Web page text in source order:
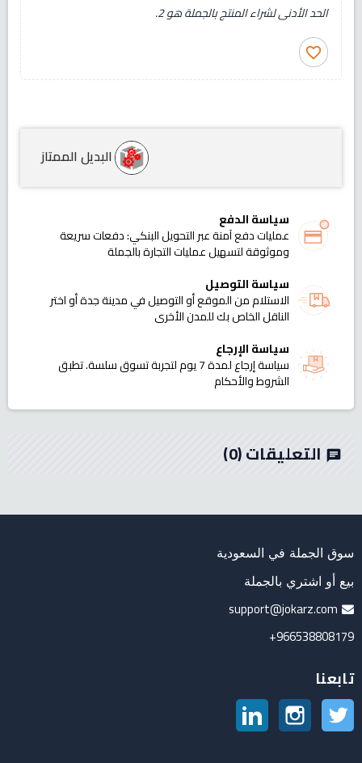
الحد الأدنى لشراء المنتج بالجملة هو 2.
favorite_border
البديل الممتاز
سياسة الدفع
عمليات دفع آمنة عبر التحويل البنكي: دفعات سريعة
وموثوقة لتسهيل عمليات التجارة بالجملة
سياسة التوصيل
الاستلام من الموقع أو التوصيل في مدينة جدة أو اختر
الناقل الخاص بك للمدن الأخرى
سياسة الإرجاع
سياسة إرجاع لمدة 7 يوم لتجربة تسوق سلسة. تطبق
الشروط والأحكام
chat التعليقات(0)
سوق الجملة في السعودية
بيع أو اشتري بالجملة
support@jokarz.com
966538808179+
تابعنا
تويتر انستغرام